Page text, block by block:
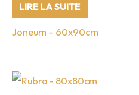
LIRE LA SUITE
Joneum – 60x90cm